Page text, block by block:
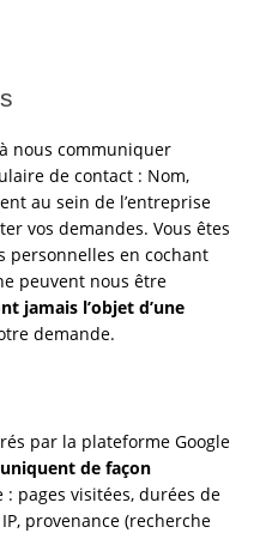
nous communiquer
de contact : Nom,
au sein de l’entreprise
vos demandes. Vous êtes
personnelles en cochant
peuvent nous être
jamais l’objet d’une
demande.
par la plateforme Google
de façon
pages visitées, durées de
provenance (recherche